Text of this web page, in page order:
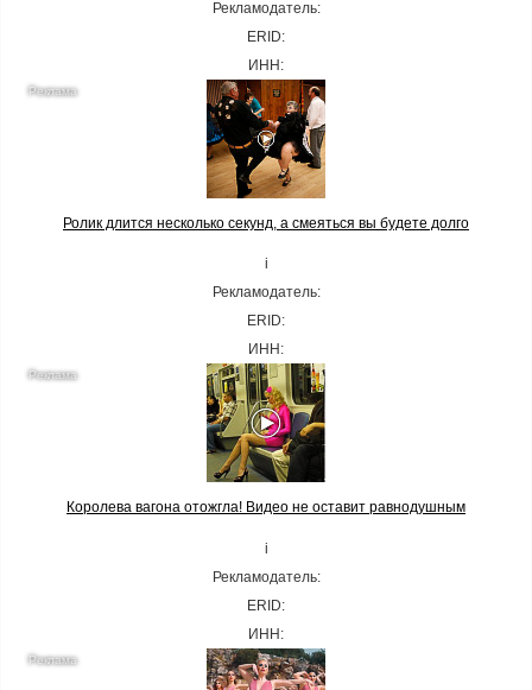
Рекламодатель:
ERID:
ИНН:
Ролик длится несколько секунд, а смеяться вы будете долго
i
Рекламодатель:
ERID:
ИНН:
Королева вагона отожгла! Видео не оставит равнодушным
i
Рекламодатель:
ERID:
ИНН: